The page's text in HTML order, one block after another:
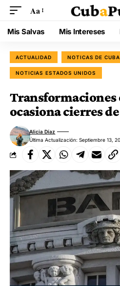
Aa
Mis Salvas Mis Intereses
ACTUALIDAD NOTICAS DE CUBA
NOTICIAS ESTADOS UNIDOS
Transformaciones
ocasiona cierres
Última Actualización: Septiembre 13,
Alicia Díaz